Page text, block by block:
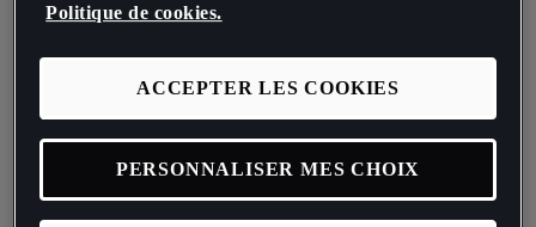
Politique de cookies.
ACCEPTER LES COOKIES
PERSONNALISER MES CHOIX